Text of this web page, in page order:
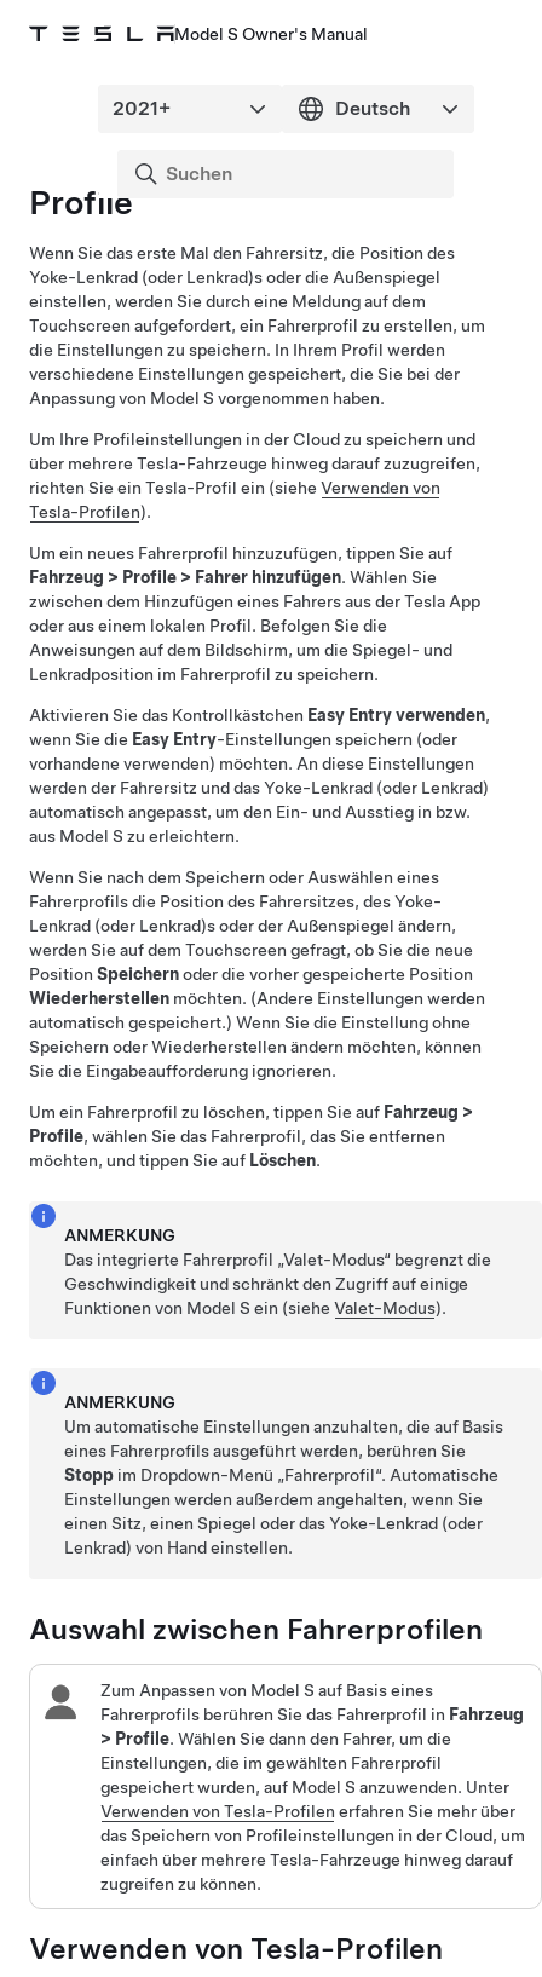
Model S Owner's Manual
Profile
Wenn Sie das erste Mal den Fahrersitz, die Position des
Yoke-Lenkrad (oder Lenkrad)s oder die Außenspiegel
einstellen, werden Sie durch eine Meldung auf dem
Touchscreen aufgefordert, ein Fahrerprofil zu erstellen, um
die Einstellungen zu speichern. In Ihrem Profil werden
verschiedene Einstellungen gespeichert, die Sie bei der
Anpassung von Model S vorgenommen haben.
Um Ihre Profileinstellungen in der Cloud zu speichern und
über mehrere Tesla-Fahrzeuge hinweg darauf zuzugreifen,
richten Sie ein Tesla-Profil ein (siehe Verwenden von
Tesla-Profilen).
Um ein neues Fahrerprofil hinzuzufügen, tippen Sie auf
Fahrzeug > Profile > Fahrer hinzufügen. Wählen Sie
zwischen dem Hinzufügen eines Fahrers aus der Tesla App
oder aus einem lokalen Profil. Befolgen Sie die
Anweisungen auf dem Bildschirm, um die Spiegel- und
Lenkradposition im Fahrerprofil zu speichern.
Aktivieren Sie das Kontrollkästchen Easy Entry verwenden,
wenn Sie die Easy Entry-Einstellungen speichern (oder
vorhandene verwenden) möchten. An diese Einstellungen
werden der Fahrersitz und dasYoke-Lenkrad (oder Lenkrad)
automatisch angepasst, um den Ein- und Ausstieg in bzw.
aus Model S zu erleichtern.
Wenn Sie nach dem Speichern oder Auswählen eines
Fahrerprofils die Position des Fahrersitzes, desYoke-
Lenkrad (oder Lenkrad)s oder der Außenspiegel ändern,
werden Sie auf dem Touchscreen gefragt, ob Sie die neue
Position Speichernoder die vorher gespeicherte Position
Wiederherstellen möchten. (Andere Einstellungen werden
automatisch gespeichert.) Wenn Sie die Einstellung ohne
Speichern oder Wiederherstellen ändern möchten, können
Sie die Eingabeaufforderung ignorieren.
Um ein Fahrerprofil zu löschen, tippen Sie auf Fahrzeug >
Profile, wählen Sie das Fahrerprofil, das Sie entfernen
möchten, und tippen Sie auf Löschen.
ANMERKUNG
Das integrierte Fahrerprofil „Valet-Modus“ begrenzt die
Geschwindigkeit und schränkt den Zugriff auf einige
Funktionen von Model S ein (sieheValet-Modus).
ANMERKUNG
Um automatische Einstellungen anzuhalten, die auf Basis
eines Fahrerprofils ausgeführt werden, berühren Sie
Stopp im Dropdown-Menü „Fahrerprofil“. Automatische
Einstellungen werden außerdem angehalten, wenn Sie
einen Sitz, einen Spiegel oder dasYoke-Lenkrad (oder
Lenkrad) von Hand einstellen.
Auswahl zwischen Fahrerprofilen
Zum Anpassen von Model S auf Basis eines
Fahrerprofils berühren Sie das Fahrerprofil in Fahrzeug
> Profile. Wählen Sie dann den Fahrer, um die
Einstellungen, die im gewählten Fahrerprofil
gespeichert wurden, auf Model S anzuwenden. Unter
Verwenden von Tesla-Profilen erfahren Sie mehr über
das Speichern von Profileinstellungen in der Cloud, um
einfach über mehrere Tesla-Fahrzeuge hinweg darauf
zugreifen zu können.
Verwenden von Tesla-Profilen